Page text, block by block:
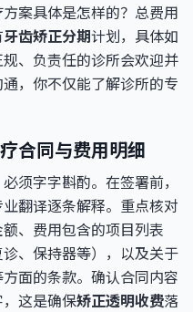
案具体是怎样的？总费用
牙齿矫正分期计划，具体如
、负责任的诊所会欢迎并
，你不仅能了解诊所的专
合同与费用明细
须字字斟酌。在签署前，
翻译逐条解释。重点核对
、费用包含的项目列表
诊、保持器等），以及关于
面的条款。确认合同内容
这是确保矫正透明收费落